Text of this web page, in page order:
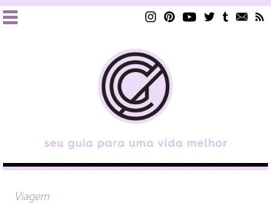
Viagem